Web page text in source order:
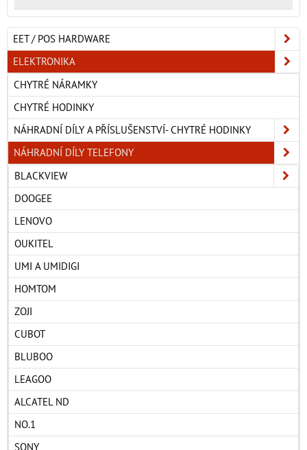
EET / POS HARDWARE
ELEKTRONIKA
CHYTRÉ NÁRAMKY
CHYTRÉ HODINKY
NÁHRADNÍ DÍLY A PŘÍSLUŠENSTVÍ- CHYTRÉ HODINKY
NÁHRADNÍ DÍLY TELEFONY
BLACKVIEW
DOOGEE
LENOVO
OUKITEL
UMI A UMIDIGI
HOMTOM
ZOJI
CUBOT
BLUBOO
LEAGOO
ALCATEL ND
NO.1
SONY